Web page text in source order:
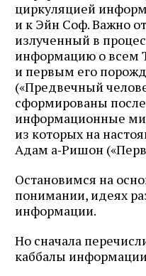
циркуляцией
и к Эйн Соф. Важно
излученный в
информацию о всем
и первым его
(«Предвечный
сформированы
информационные
из которых на
Адам а‑Ришон
Остановимся на
понимании, идеях
информации.
Но сначала
каббалы